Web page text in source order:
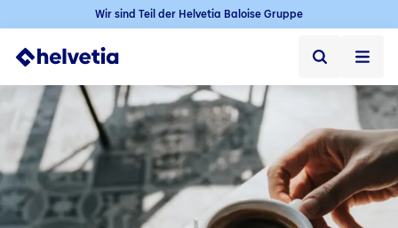
Wir sind Teil der Helvetia Baloise Gruppe
Privatkunden
Firmenkunden
Vertriebspartner